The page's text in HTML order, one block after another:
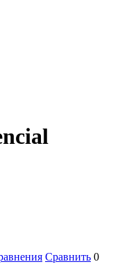
Сравнить 0